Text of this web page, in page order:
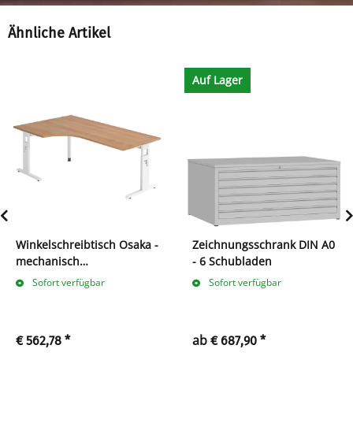
Ähnliche Artikel
Winkelschreibtisch Osaka -
mechanisch
höhenverstellbar - C-Fuß
Sofort verfügbar
€ 562,78 *
Auf Lager
Zeichnungsschrank DIN A0
- 6 Schubladen
Sofort verfügbar
ab € 687,90 *